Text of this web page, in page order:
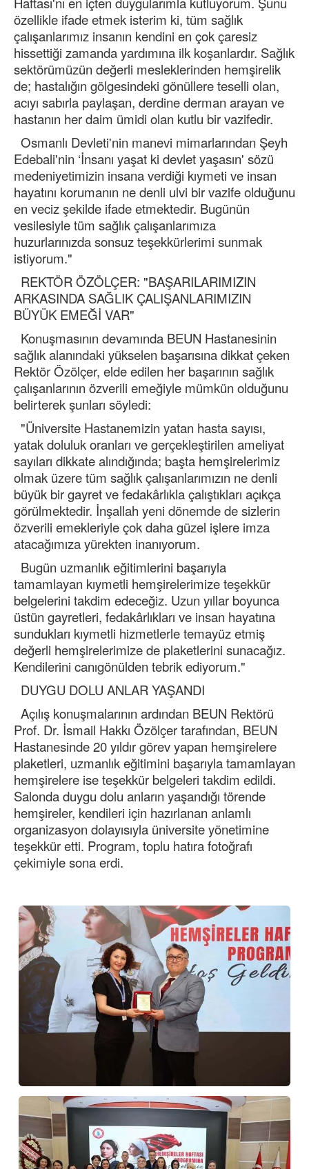
özellikle ifade etmek isterim ki, tüm sağlık
çalışanlarımız insanın kendini en çok çaresiz
hissettiği zamanda yardımına ilk koşanlardır. Sağlık
sektörümüzün değerli mesleklerinden hemşirelik
de; hastalığın gölgesindeki gönüllere teselli olan,
acıyı sabırla paylaşan, derdine derman arayan ve
hastanın her daim ümidi olan kutlu bir vazifedir.
Osmanlı Devleti'nin manevi mimarlarından Şeyh
Edebali'nin ‘İnsanı yaşat ki devlet yaşasın' sözü
medeniyetimizin insana verdiği kıymeti ve insan
hayatını korumanın ne denli ulvi bir vazife olduğunu
en veciz şekilde ifade etmektedir. Bugünün
vesilesiyle tüm sağlık çalışanlarımıza
huzurlarınızda sonsuz teşekkürlerimi sunmak
istiyorum."
REKTÖR ÖZÖLÇER: "BAŞARILARIMIZIN
ARKASINDA SAĞLIK ÇALIŞANLARIMIZIN
BÜYÜK EMEĞİ VAR"
Konuşmasının devamında BEUN Hastanesinin
sağlık alanındaki yükselen başarısına dikkat çeken
Rektör Özölçer, elde edilen her başarının sağlık
çalışanlarının özverili emeğiyle mümkün olduğunu
belirterek şunları söyledi:
"Üniversite Hastanemizin yatan hasta sayısı,
yatak doluluk oranları ve gerçekleştirilen ameliyat
sayıları dikkate alındığında; başta hemşirelerimiz
olmak üzere tüm sağlık çalışanlarımızın ne denli
büyük bir gayret ve fedakârlıkla çalıştıkları açıkça
görülmektedir. İnşallah yeni dönemde de sizlerin
özverili emekleriyle çok daha güzel işlere imza
atacağımıza yürekten inanıyorum.
Bugün uzmanlık eğitimlerini başarıyla
tamamlayan kıymetli hemşirelerimize teşekkür
belgelerini takdim edeceğiz. Uzun yıllar boyunca
üstün gayretleri, fedakârlıkları ve insan hayatına
sundukları kıymetli hizmetlerle temayüz etmiş
değerli hemşirelerimize de plaketlerini sunacağız.
Kendilerini canıgönülden tebrik ediyorum."
DUYGU DOLU ANLAR YAŞANDI
Açılış konuşmalarının ardından BEUN Rektörü
Prof. Dr. İsmail Hakkı Özölçer tarafından, BEUN
Hastanesinde 20 yıldır görev yapan hemşirelere
plaketleri, uzmanlık eğitimini başarıyla tamamlayan
hemşirelere ise teşekkür belgeleri takdim edildi.
Salonda duygu dolu anların yaşandığı törende
hemşireler, kendileri için hazırlanan anlamlı
organizasyon dolayısıyla üniversite yönetimine
teşekkür etti. Program, toplu hatıra fotoğrafı
çekimiyle sona erdi.